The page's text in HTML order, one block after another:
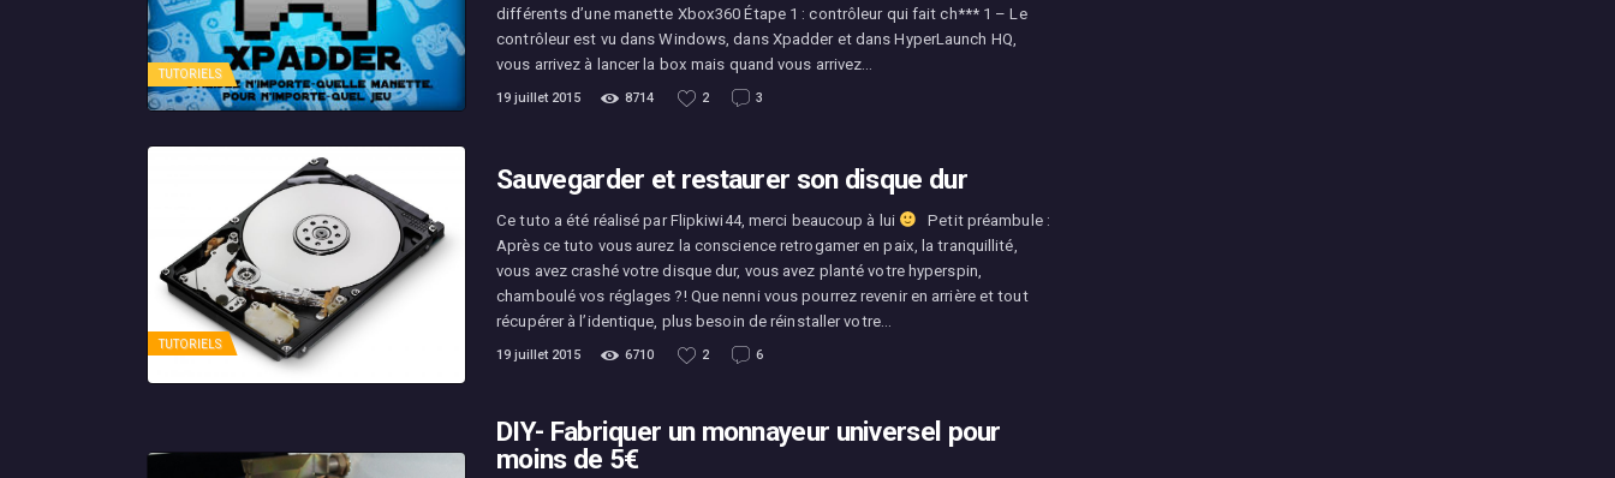
TUTORIELS
différents d’une manette Xbox360 Étape 1 : contrôleur qui fait ch*** 1 – Le
contrôleur est vu dans Windows, dans Xpadder et dans HyperLaunch HQ,
vous arrivez à lancer la box mais quand vous arrivez…
19 juillet 2015 8714 2 3
TUTORIELS
Sauvegarder et restaurer son disque dur
Ce tuto a été réalisé par Flipkiwi44, merci beaucoup à lui
Petit préambule :
Après ce tuto vous aurez la conscience retrogamer en paix, la tranquillité,
vous avez crashé votre disque dur, vous avez planté votre hyperspin,
chamboulé vos réglages ?! Que nenni vous pourrez revenir en arrière et tout
récupérer à l’identique, plus besoin de réinstaller votre…
19 juillet 2015 6710 2 6
DIY- Fabriquer un monnayeur universel pour
moins de 5€